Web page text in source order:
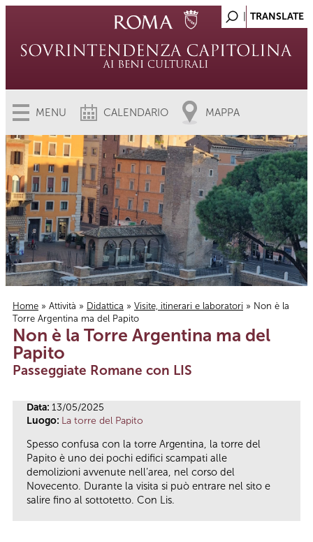
MENU CALENDARIO MAPPA
Tu sei qui
Home » Attività » Didattica » Visite, itinerari e laboratori » Non è la
Torre Argentina ma del Papito
Non è la Torre Argentina ma del
Papito
Passeggiate Romane con LIS
Data: 13/05/2025
Luogo: La torre del Papito
Spesso confusa con la torre Argentina, la torre del
Papito è uno dei pochi edifici scampati alle
demolizioni avvenute nell’area, nel corso del
Novecento. Durante la visita si può entrare nel sito e
salire fino al sottotetto. Con Lis.